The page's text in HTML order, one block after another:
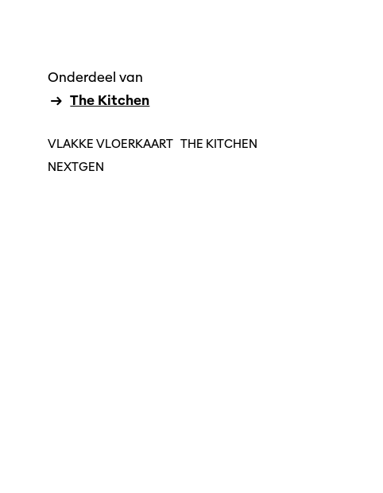
Onderdeel van
The Kitchen
VLAKKE VLOERKAART THE KITCHEN
NEXTGEN